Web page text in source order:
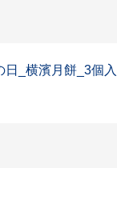
_横濱月餅_3個入